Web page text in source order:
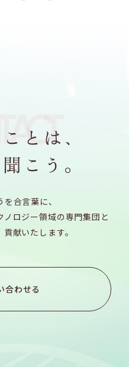
合言葉に、
ロジー領域の専門集団と
献いたします。
合わせる